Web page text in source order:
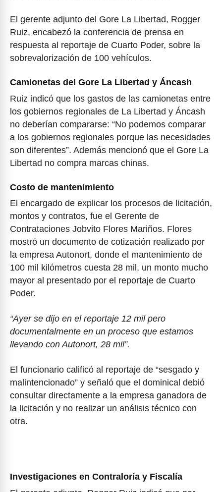
El gerente adjunto del Gore La Libertad, Rogger
Ruiz, encabezó la conferencia de prensa en
respuesta al reportaje de Cuarto Poder, sobre la
sobrevalorización de 100 vehículos.
Camionetas del Gore La Libertad y Áncash
Ruiz indicó que los gastos de las camionetas entre
los gobiernos regionales de La Libertad y Áncash
no deberían compararse: “No podemos comparar
a los gobiernos regionales porque las necesidades
son diferentes”. Además mencionó que el Gore La
Libertad no compra marcas chinas.
Costo de mantenimiento
El encargado de explicar los procesos de licitación,
montos y contratos, fue el Gerente de
Contrataciones Jobvito Flores Mariños. Flores
mostró un documento de cotización realizado por
la empresa Autonort, donde el mantenimiento de
100 mil kilómetros cuesta 28 mil, un monto mucho
mayor al presentado por el reportaje de Cuarto
Poder.
“Ayer se dijo en el reportaje 12 mil pero
documentalmente en un proceso que estamos
llevando con Autonort, 28 mil”.
El funcionario calificó al reportaje de “sesgado y
malintencionado” y señaló que el dominical debió
consultar directamente a la empresa ganadora de
la licitación y no realizar un análisis técnico con
otra.
Investigaciones en Contraloría y Fiscalía